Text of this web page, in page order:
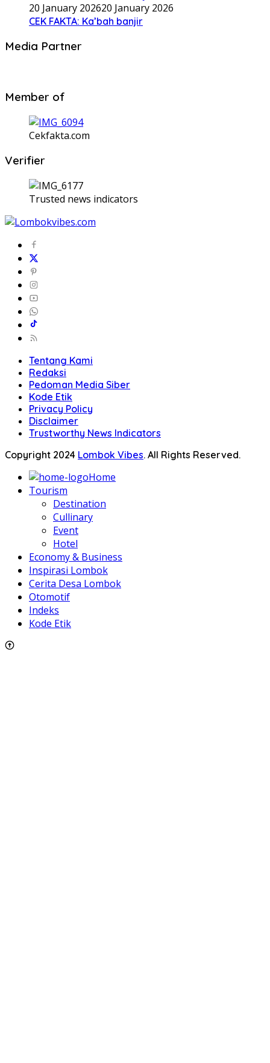
20 January 202620 January 2026
CEK FAKTA: Ka’bah banjir
Media Partner
Member of
Cekfakta.com
Verifier
Trusted news indicators
Tentang Kami
Redaksi
Pedoman Media Siber
Kode Etik
Privacy Policy
Disclaimer
Trustworthy News Indicators
Copyright 2024 Lombok Vibes. All Rights Reserved.
Home
Tourism
Destination
Cullinary
Event
Hotel
Economy & Business
Inspirasi Lombok
Cerita Desa Lombok
Otomotif
Indeks
Kode Etik